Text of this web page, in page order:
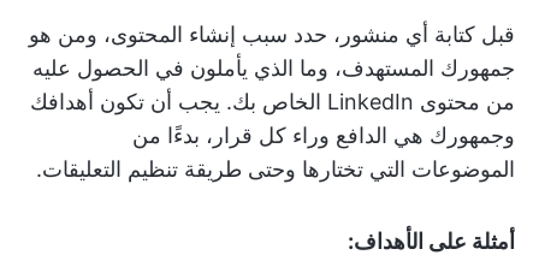
قبل كتابة أي منشور، حدد سبب إنشاء المحتوى، ومن هو
جمهورك المستهدف، وما الذي يأملون في الحصول عليه
من محتوى LinkedIn الخاص بك. يجب أن تكون أهدافك
وجمهورك هي الدافع وراء كل قرار، بدءًا من
الموضوعات التي تختارها وحتى طريقة تنظيم التعليقات.
أمثلة على الأهداف: